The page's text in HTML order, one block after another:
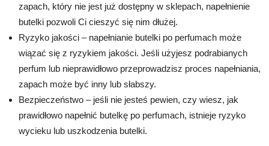
zapach, który nie jest już dostępny w sklepach, napełnienie
butelki pozwoli Ci cieszyć się nim dłużej.
Ryzyko jakości – napełnianie butelki po perfumach może
wiązać się z ryzykiem jakości. Jeśli użyjesz podrabianych
perfum lub nieprawidłowo przeprowadzisz proces napełniania,
zapach może być inny lub słabszy.
Bezpieczeństwo – jeśli nie jesteś pewien, czy wiesz, jak
prawidłowo napełnić butelkę po perfumach, istnieje ryzyko
wycieku lub uszkodzenia butelki.